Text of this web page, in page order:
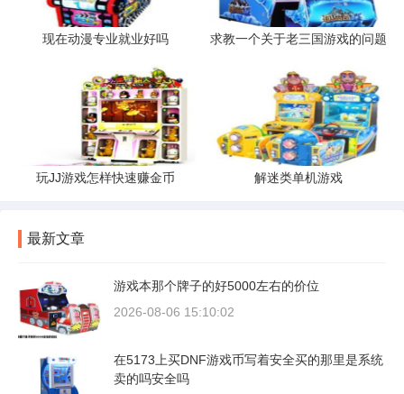
现在动漫专业就业好吗 求教一个关于老三国游戏的问题
玩JJ游戏怎样快速赚金币 解迷类单机游戏
最新文章
游戏本那个牌子的好5000左右的价位
2026-08-06 15:10:02
在5173上买DNF游戏币写着安全买的那里是系统
卖的吗安全吗